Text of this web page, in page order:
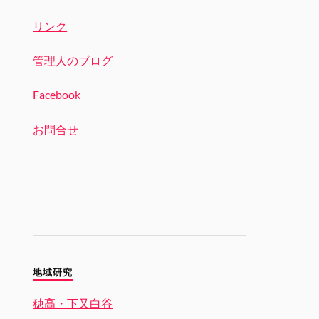
リンク
管理人のブログ
Facebook
お問合せ
地域研究
穂高・下又白谷